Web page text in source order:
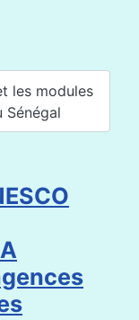
les modules
Sénégal